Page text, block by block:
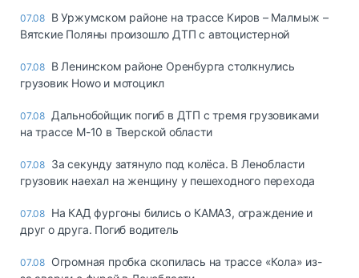
07.08 В Уржумском районе на трассе Киров – Малмыж –
Вятские Поляны произошло ДТП с автоцистерной
07.08 В Ленинском районе Оренбурга столкнулись
грузовик Howo и мотоцикл
07.08 Дальнобойщик погиб в ДТП с тремя грузовиками
на трассе М-10 в Тверской области
07.08 За секунду затянуло под колёса. В Ленобласти
грузовик наехал на женщину у пешеходного перехода
07.08 На КАД фургоны бились о КАМАЗ, ограждение и
друг о друга. Погиб водитель
07.08 Огромная пробка скопилась на трассе «Кола» из-